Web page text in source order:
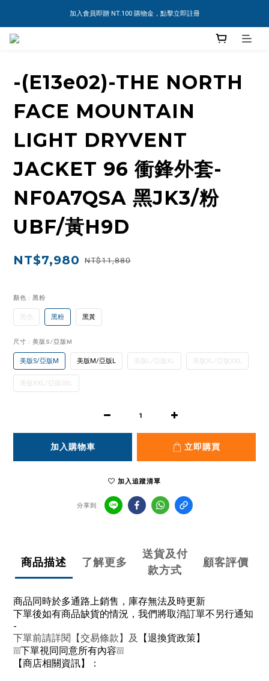
加入會員即贈 NT.100 購物金，點擊立即註冊
-(E13e02)-THE NORTH
FACE MOUNTAIN
LIGHT DRYVENT
JACKET 96 衝鋒外套-
NF0A7QSA 黑JK3/粉
UBF/黃H9D
NT$7,980 NT$11,880
顏色 : 黑粉
黑色 黑粉 黑黃
尺寸 : 美版S/亞版M
美版S/亞版M 美版M/亞版L 美版L/亞版XL 美版XL/亞版XXL
美版XXL/亞版3XL
加入購物車 立即購買
加入追蹤清單
分享到
商品描述 了解更多
送貨及付
款方式
顧客評價
商品同時於多通路上銷售，庫存無法及時更新
下單後如有商品缺貨的情況，我們將取消訂單不另行通知
-
下單前請詳閱【交易條款】及
【退換貨政策】
❕❕❕下單視同同意所有內容❕❕❕
【商店相關資訊】：